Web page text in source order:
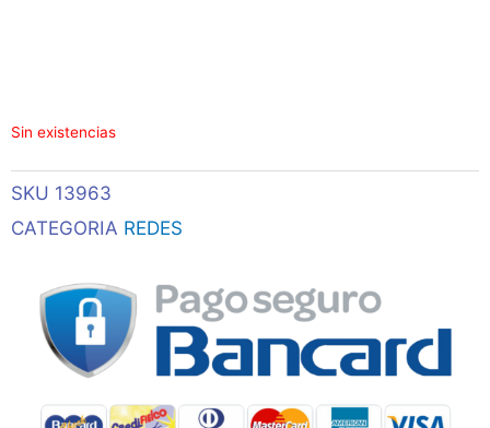
Sin existencias
SKU 13963
CATEGORIA REDES